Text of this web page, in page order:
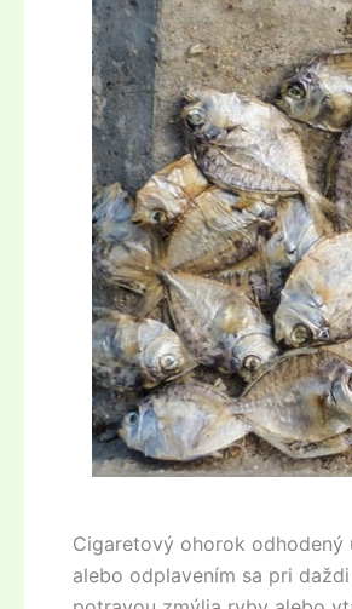
Cigaretový ohorok odhodený
alebo odplavením sa pri